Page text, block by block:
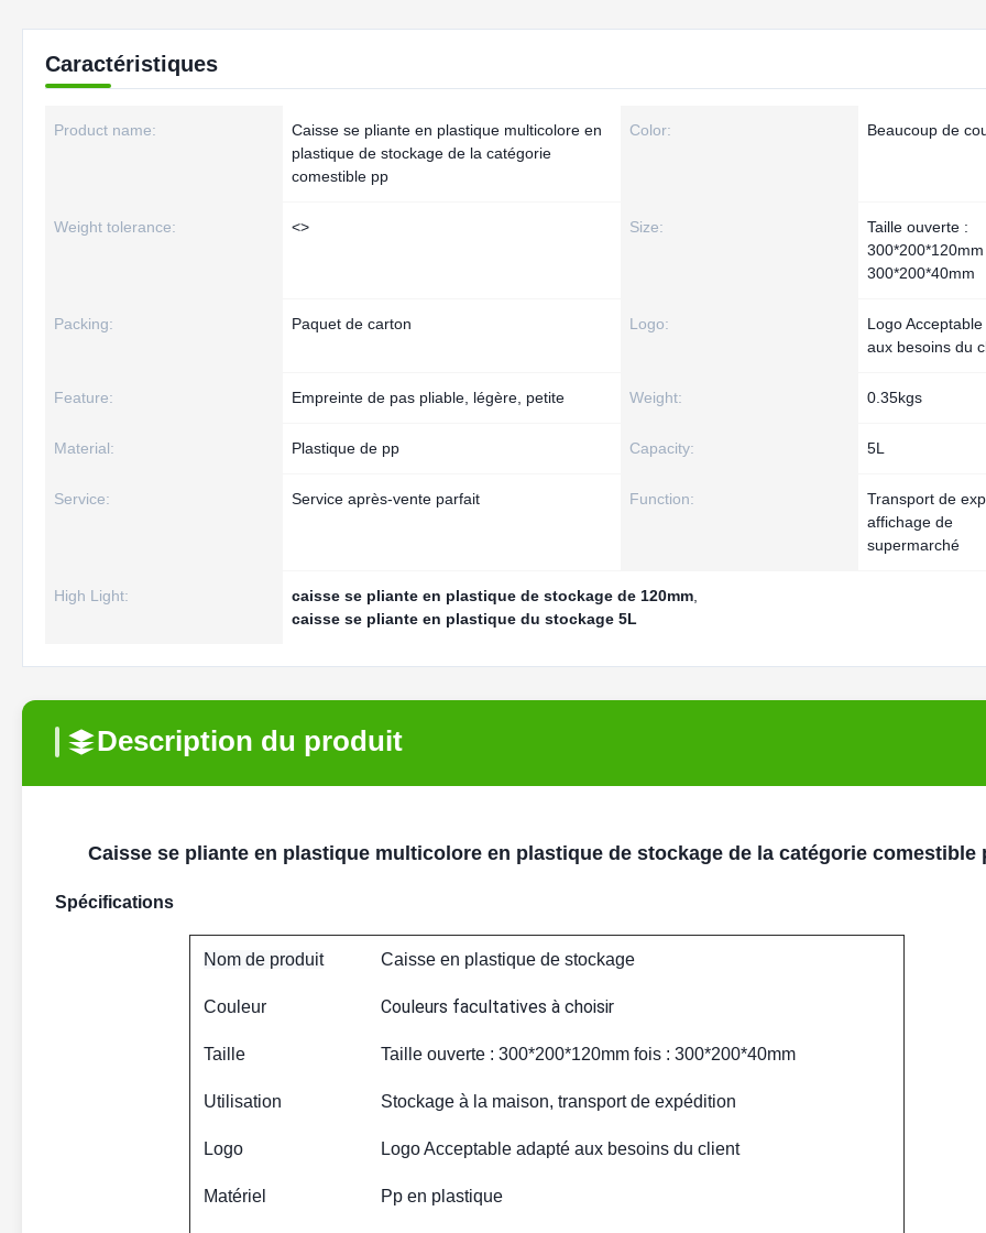
Caractéristiques
Product name:
Caisse se pliante en plastique multicolore en
plastique de stockage de la catégorie
comestible pp
Color: Beaucoup de
Weight tolerance: <> Size:
Taille ouverte :
300*200*40mm
Packing: Paquet de carton Logo:
Logo
aux besoins du
Feature: Empreinte de pas pliable, légère, petite Weight: 0.35kgs
Material: Plastique de pp Capacity: 5L
Service: Service après-vente parfait Function:
Transport de
affichage de
supermarché
High Light: caisse se pliante en plastique de stockage de 120mm
caisse se pliante en plastique du stockage 5L
Description du produit
Caisse se pliante en plastique multicolore en plastique de stockage de la catégorie comestible
Spécifications
Nom de produit Caisse en plastique de stockage
Couleur Couleurs facultatives à choisir
Taille Taille ouverte : 300*200*120mm fois : 300*200*40mm
Utilisation Stockage à la maison, transport de expédition
Logo Logo Acceptable adapté aux besoins du client
Matériel Pp en plastique